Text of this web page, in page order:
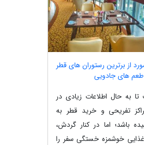
30 مورد از برترین رستوران های قطر
طعم های جادویی
به حال اطلاعات زیادی در
تفریحی و خرید قطر به
باشد؛ اما در کنار گردش،
خوشمزه خستگی سفر را